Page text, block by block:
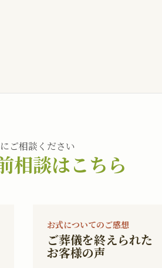
ご相談ください
相談はこちら
お式についてのご感想
ご葬儀を終えられた
お客様の声